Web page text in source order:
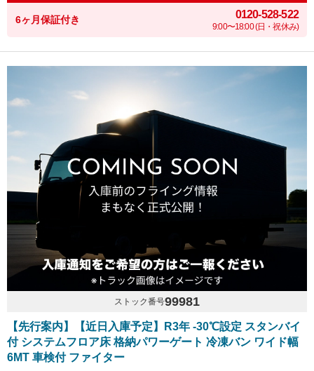
6ヶ月保証付き 0120-528-522
9:00〜18:00 (日・祝休み)
ストック番号99981
【先行案内】【近日入庫予定】R3年 -30℃設定 スタンバイ
付 システムフロア床 格納パワーゲート 冷凍バン ワイド幅
6MT 車検付 ファイター